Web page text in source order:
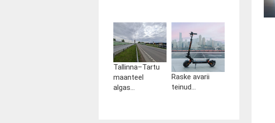
Tallinna–Tartu
maanteel
algas...
Raske avarii
teinud...